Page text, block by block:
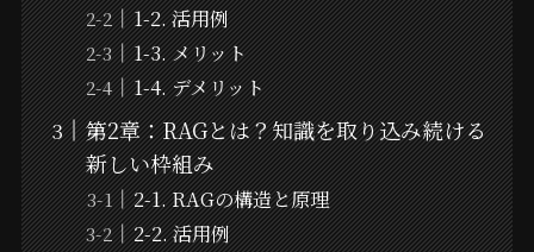
1-2. 活用例
1-3. メリット
1-4. デメリット
第2章：RAGとは？知識を取り込み続ける
新しい枠組み
2-1. RAGの構造と原理
2-2. 活用例